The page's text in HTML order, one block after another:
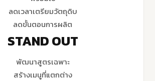
ลดเวลาเตรียมวัตถุดิบ
ลดขั้นตอนการผลิต
STAND OUT
พัฒนาสูตรเฉพาะ
สร้างเมนูที่แตกต่าง